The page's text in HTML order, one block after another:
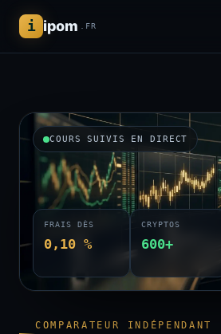
i ipom .FR
COMPARATEUR
COURS SUIVIS EN DIRECT
FRAIS DÈS
0,10 %
CRYPTOS
600+